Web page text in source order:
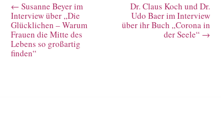
←Susanne Beyer im
Interview über „Die
Glücklichen – Warum
Frauen die Mitte des
Lebens so großartig
finden“
Dr. Claus Koch und Dr.
Udo Baer im Interview
über ihr Buch „Corona in
der Seele“ →